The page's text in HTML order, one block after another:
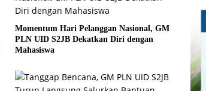
Momentum Hari Pelanggan Nasional, GM
PLN UID S2JB Dekatkan Diri dengan
Mahasiswa